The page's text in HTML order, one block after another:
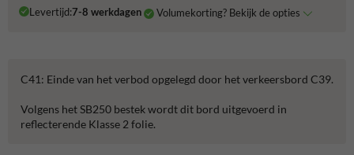
Levertijd:7-8 werkdagen Volumekorting? Bekijk de opties
C41: Einde van het verbod opgelegd door het verkeersbord C39.
Volgens het SB250 bestek wordt dit bord uitgevoerd in
reflecterende Klasse 2 folie.